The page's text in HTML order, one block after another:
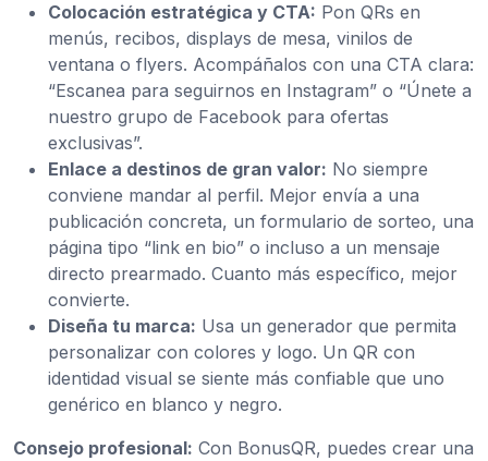
Colocación estratégica y CTA: Pon QRs en
menús, recibos, displays de mesa, vinilos de
ventana o flyers. Acompáñalos con una CTA clara:
“Escanea para seguirnos en Instagram” o “Únete a
nuestro grupo de Facebook para ofertas
exclusivas”.
Enlace a destinos de gran valor: No siempre
conviene mandar al perfil. Mejor envía a una
publicación concreta, un formulario de sorteo, una
página tipo “link en bio” o incluso a un mensaje
directo prearmado. Cuanto más específico, mejor
convierte.
Diseña tu marca: Usa un generador que permita
personalizar con colores y logo. Un QR con
identidad visual se siente más confiable que uno
genérico en blanco y negro.
Consejo profesional: Con BonusQR, puedes crear una